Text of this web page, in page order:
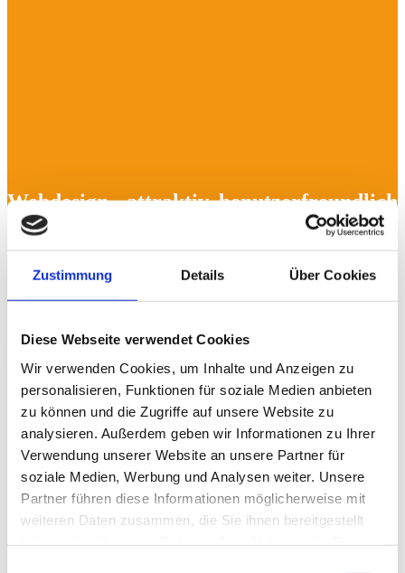
Zustimmung Details Über Cookies
Diese Webseite verwendet Cookies
Wir verwenden Cookies, um Inhalte und Anzeigen zu
personalisieren, Funktionen für soziale Medien anbieten
zu können und die Zugriffe auf unsere Website zu
analysieren. Außerdem geben wir Informationen zu Ihrer
Verwendung unserer Website an unsere Partner für
soziale Medien, Werbung und Analysen weiter. Unsere
Partner führen diese Informationen möglicherweise mit
weiteren Daten zusammen, die Sie ihnen bereitgestellt
Webdesign - attraktiv, benutzerfreundlich
Wir entwickeln Ihren Internetauftritt. Egal, ob es
sich um Business-, Fotografie-, Unternehmens-,
Kunst-, Non-Profit- oder Shopseiten handelt.
optimale Benutzerfreundlichkeit.